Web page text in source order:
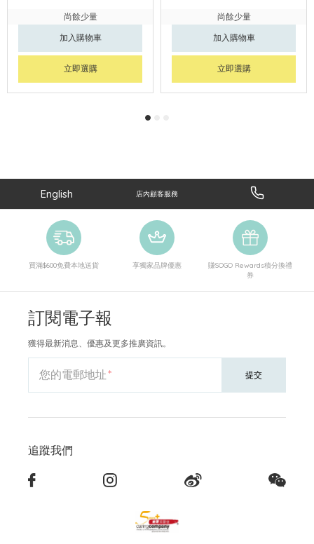
尚餘少量
加入購物車
立即選購
尚餘少量
加入購物車
立即選購
English 店內顧客服務
買滿$600免費本地送貨 享獨家品牌優惠
賺SOGO Rewards積分換禮
券
訂閱電子報
獲得最新消息、優惠及更多推廣資訊。
您的電郵地址 提交
追蹤我們